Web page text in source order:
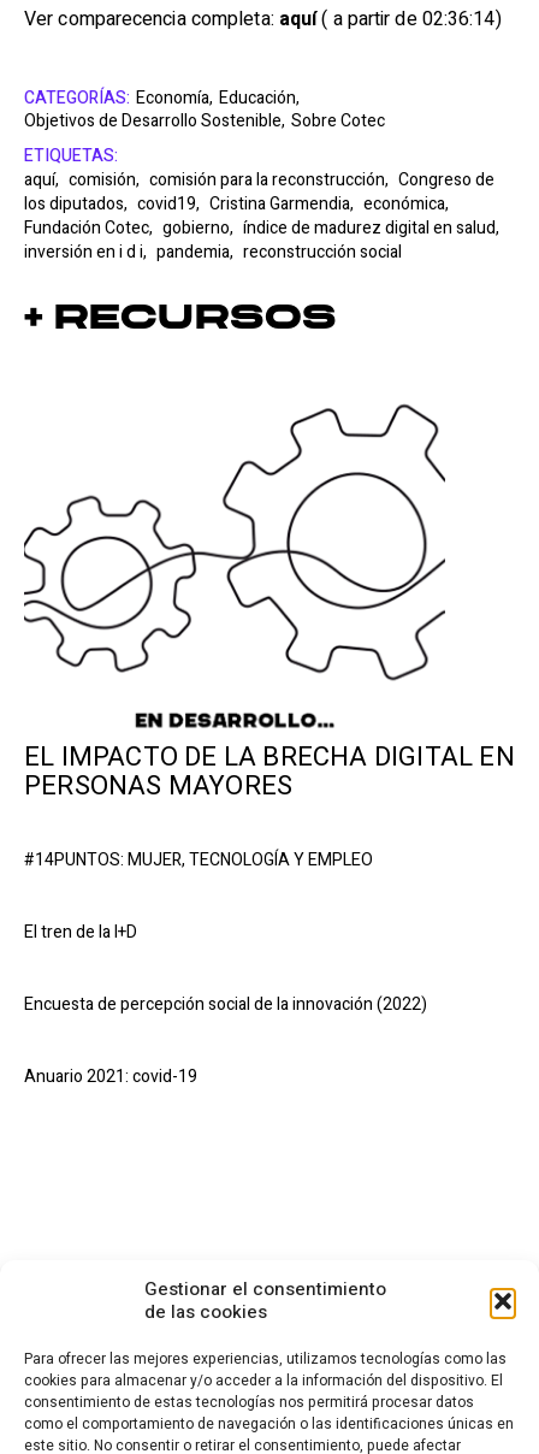
Gestionar el consentimiento
de las cookies
Para ofrecer las mejores experiencias, utilizamos tecnologías como las
cookies para almacenar y/o acceder a la información del dispositivo. El
consentimiento de estas tecnologías nos permitirá procesar datos
como el comportamiento de navegación o las identificaciones únicas en
este sitio. No consentir o retirar el consentimiento, puede afectar
Ver comparecencia completa: aquí( a partir de 02:36:14)
CATEGORÍAS: Economía, Educación,
Objetivos de Desarrollo Sostenible, Sobre Cotec
ETIQUETAS:
aquí, comisión, comisión para la reconstrucción, Congreso de
los diputados, covid19, Cristina Garmendia, económica,
Fundación Cotec, gobierno, índice de madurez digital en salud,
inversión en i d i, pandemia, reconstrucción social
+ Recursos
EL IMPACTO DE LA BRECHA DIGITAL EN
PERSONAS MAYORES
#14PUNTOS: MUJER, TECNOLOGÍA Y EMPLEO
El tren de la I+D
Encuesta de percepción social de la innovación (2022)
Anuario 2021: covid-19
CONTACTO